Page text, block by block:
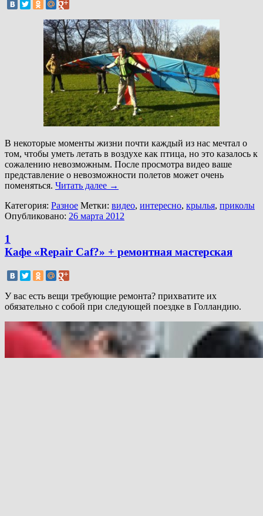
В некоторые моменты жизни почти каждый из нас мечтал о
том, чтобы уметь летать в воздухе как птица, но это казалось к
сожалению невозможным. После просмотра видео ваше
представление о невозможности полетов может очень
поменяться. Читать далее →
Категория: Разное Метки: видео, интересно, крылья, приколы
Опубликовано: 26 марта 2012
1
Кафе «Repair Caf?» + ремонтная мастерская
У вас есть вещи требующие ремонта? прихватите их
обязательно с собой при следующей поездке в Голландию.